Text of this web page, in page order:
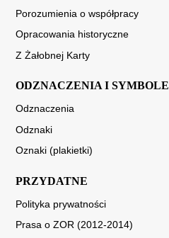
Porozumienia o współpracy
Opracowania historyczne
Z Żałobnej Karty
ODZNACZENIA I SYMBOLE
Odznaczenia
Odznaki
Oznaki (plakietki)
PRZYDATNE
Polityka prywatności
Prasa o ZOR (2012-2014)